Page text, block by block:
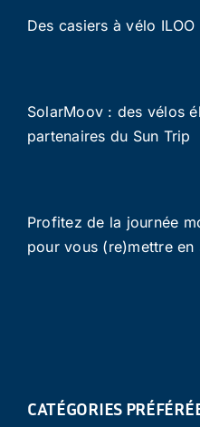
Des casiers à vélo
SolarMoov : des vélos
partenaires du Sun Trip
Profitez de la journée
pour vous (re)mettre en
CATÉGORIES